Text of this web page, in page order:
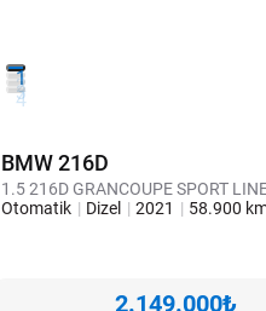
1
2
3
4
BMW 216D
1.5 216D GRANCOUPE SPORT
Otomatik
Dizel 2021 58.900
2.149.000₺